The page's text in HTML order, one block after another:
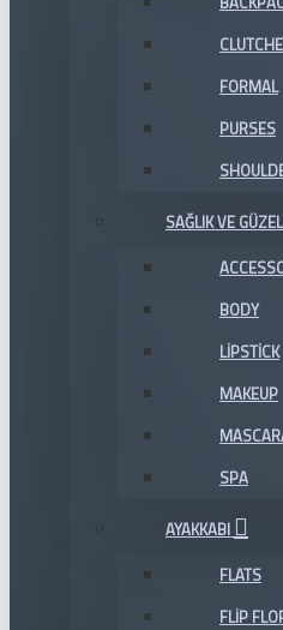
FORMAL
PURSES
SAĞLIK VE
BODY
LIPSTICK
MAKEUP
SPA
AYAKKABI
FLATS
FLIP